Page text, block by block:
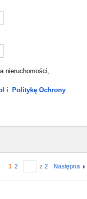
nieruchomości,
i
Politykę Ochrony
1 2 z 2 Następna